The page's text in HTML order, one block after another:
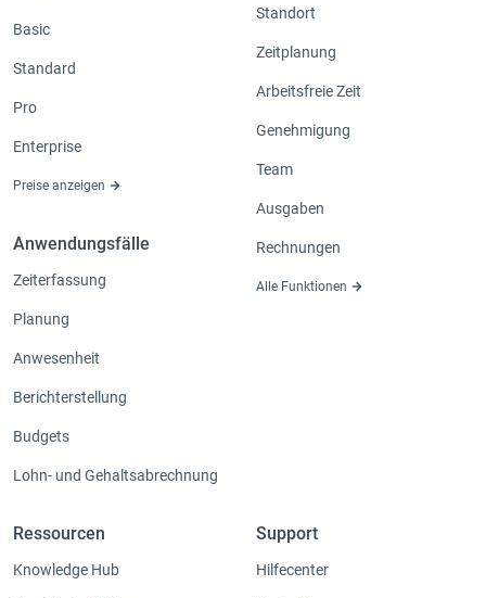
Basic
Standard
Pro
Enterprise
Preise anzeigen
Anwendungsfälle
Zeiterfassung
Planung
Anwesenheit
Berichterstellung
Budgets
Lohn- und Gehaltsabrechnung
Standort
Zeitplanung
Arbeitsfreie Zeit
Genehmigung
Team
Ausgaben
Rechnungen
Alle Funktionen
Ressourcen
Knowledge Hub
Support
Hilfecenter